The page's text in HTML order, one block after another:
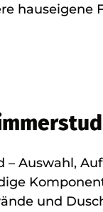
hauseigene
– Auswahl,
und